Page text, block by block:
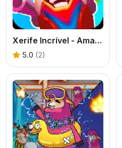
Xerife Incrível - Amazing Sheriff
5.0 (2)